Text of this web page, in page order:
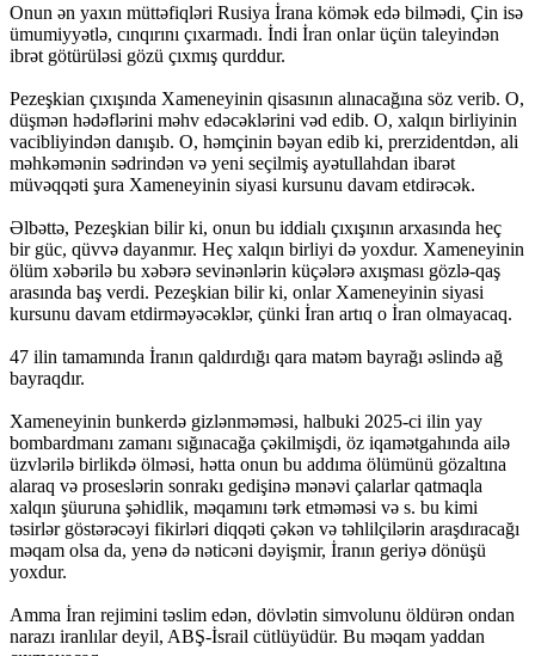
Onun ən yaxın müttəfiqləri Rusiya İrana kömək edə bilmədi, Çin isə
ümumiyyətlə, cınqırını çıxarmadı. İndi İran onlar üçün taleyindən
ibrət götürüləsi gözü çıxmış qurddur.
Pezeşkian çıxışında Xameneyinin qisasının alınacağına söz verib. O,
düşmən hədəflərini məhv edəcəklərini vəd edib. O, xalqın birliyinin
vacibliyindən danışıb. O, həmçinin bəyan edib ki, prerzidentdən, ali
məhkəmənin sədrindən və yeni seçilmiş ayətullahdan ibarət
müvəqqəti şura Xameneyinin siyasi kursunu davam etdirəcək.
Əlbəttə, Pezeşkian bilir ki, onun bu iddialı çıxışının arxasında heç
bir güc, qüvvə dayanmır. Heç xalqın birliyi də yoxdur. Xameneyinin
ölüm xəbərilə bu xəbərə sevinənlərin küçələrə axışması gözlə-qaş
arasında baş verdi. Pezeşkian bilir ki, onlar Xameneyinin siyasi
kursunu davam etdirməyəcəklər, çünki İran artıq o İran olmayacaq.
47 ilin tamamında İranın qaldırdığı qara matəm bayrağı əslində ağ
bayraqdır.
Xameneyinin bunkerdə gizlənməməsi, halbuki 2025-ci ilin yay
bombardmanı zamanı sığınacağa çəkilmişdi, öz iqamətgahında ailə
üzvlərilə birlikdə ölməsi, hətta onun bu addıma ölümünü gözaltına
alaraq və proseslərin sonrakı gedişinə mənəvi çalarlar qatmaqla
xalqın şüuruna şəhidlik, məqamını tərk etməməsi və s. bu kimi
təsirlər göstərəcəyi fikirləri diqqəti çəkən və təhlilçilərin araşdıracağı
məqam olsa da, yenə də nəticəni dəyişmir, İranın geriyə dönüşü
yoxdur.
Amma İran rejimini təslim edən, dövlətin simvolunu öldürən ondan
narazı iranlılar deyil, ABŞ-İsrail cütlüyüdür. Bu məqam yaddan